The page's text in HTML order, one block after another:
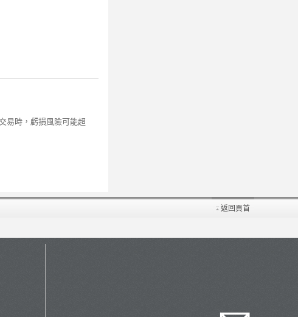
易時，虧損風險可能超
返回頁首